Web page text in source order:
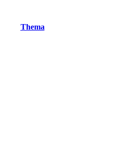
Thema